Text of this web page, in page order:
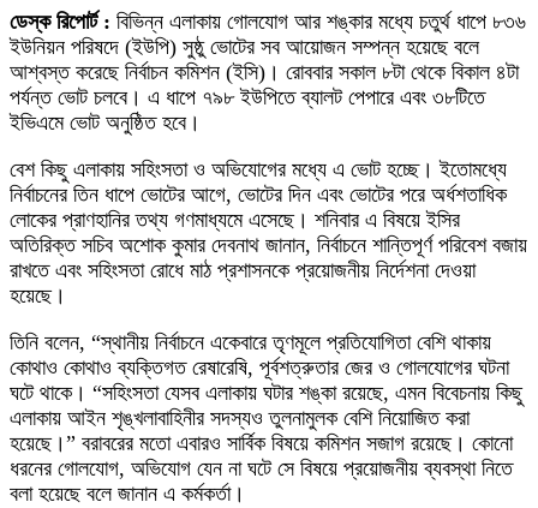
ডেস্ক রিপোর্ট : বিভিন্ন এলাকায় গোলযোগ আর শঙ্কার মধ্যে চতুর্থ ধাপে ৮৩৬
ইউনিয়ন পরিষদে (ইউপি) সুষ্ঠু ভোটের সব আয়োজন সম্পন্ন হয়েছে বলে
আশ্বস্ত করেছে নির্বাচন কমিশন (ইসি)। রোববার সকাল ৮টা থেকে বিকাল ৪টা
পর্যন্ত ভোট চলবে। এ ধাপে ৭৯৮ ইউপিতে ব্যালট পেপারে এবং ৩৮টিতে
ইভিএমে ভোট অনুষ্ঠিত হবে।
বেশ কিছু এলাকায় সহিংসতা ও অভিযোগের মধ্যে এ ভোট হচ্ছে। ইতোমধ্যে
নির্বাচনের তিন ধাপে ভোটের আগে, ভোটের দিন এবং ভোটের পরে অর্ধশতাধিক
লোকের প্রাণহানির তথ্য গণমাধ্যমে এসেছে। শনিবার এ বিষয়ে ইসির
অতিরিক্ত সচিব অশোক কুমার দেবনাথ জানান, নির্বাচনে শান্তিপূর্ণ পরিবেশ বজায়
রাখতে এবং সহিংসতা রোধে মাঠ প্রশাসনকে প্রয়োজনীয় নির্দেশনা দেওয়া
হয়েছে।
তিনি বলেন, “স্থানীয় নির্বাচনে একেবারে তৃণমূলে প্রতিযোগিতা বেশি থাকায়
কোথাও কোথাও ব্যক্তিগত রেষারেষি, পূর্বশত্রুতার জের ও গোলযোগের ঘটনা
ঘটে থাকে। “সহিংসতা যেসব এলাকায় ঘটার শঙ্কা রয়েছে, এমন বিবেচনায় কিছু
এলাকায় আইন শৃঙ্খলাবাহিনীর সদস্যও তুলনামুলক বেশি নিয়োজিত করা
হয়েছে।” বরাবরের মতো এবারও সার্বিক বিষয়ে কমিশন সজাগ রয়েছে। কোনো
ধরনের গোলযোগ, অভিযোগ যেন না ঘটে সে বিষয়ে প্রয়োজনীয় ব্যবস্থা নিতে
বলা হয়েছে বলে জানান এ কর্মকর্তা।